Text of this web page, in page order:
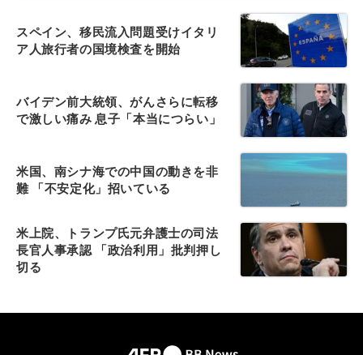
スペイン、移民流入問題受けイタリ
ア人旅行者の国境検査を開始
バイデン前大統領、がんさらに転移
で激しい痛み 息子「本当につらい」
米国、南シナ海での中国の動きを非
難 「不安定化」招いている
米上院、トランプ氏元弁護士の司法
長官人事承認 「政治利用」批判押し
切る